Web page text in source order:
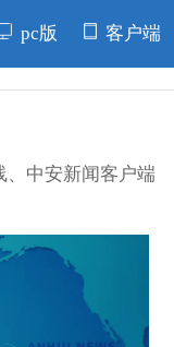
pc版 客户端
、中安新闻客户端